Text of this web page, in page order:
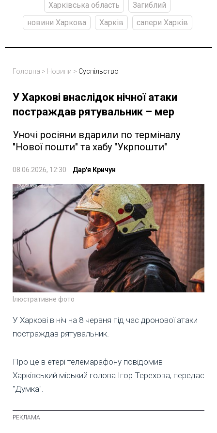
Харківська область
Загиблий
новини Харкова
Харків сапери Харків
Головна > Новини > Суспільство
У Харкові внаслідок нічної атаки
постраждав рятувальник – мер
Уночі росіяни вдарили по терміналу
"Нової пошти" та хабу "Укрпошти"
08.06.2026, 12:30 Дар'я Кричун
Ілюстративне фото
У Харкові в ніч на 8 червня під час дронової атаки
постраждав рятувальник.
Про це в етері телемарафону повідомив
Харківський міський голова Ігор Терехова, передає
"Думка".